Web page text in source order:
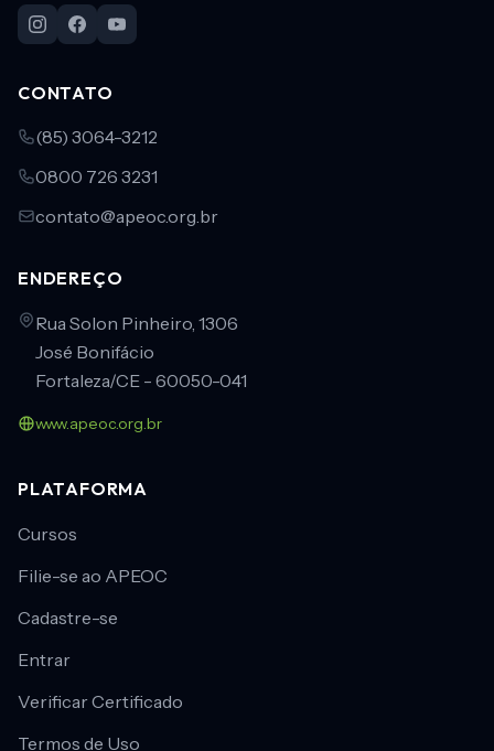
CONTATO
(85) 3064-3212
0800 726 3231
contato@apeoc.org.br
ENDEREÇO
Rua Solon Pinheiro, 1306
José Bonifácio
Fortaleza/CE - 60050-041
www.apeoc.org.br
PLATAFORMA
Cursos
Filie-se ao APEOC
Cadastre-se
Entrar
Verificar Certificado
Termos de Uso